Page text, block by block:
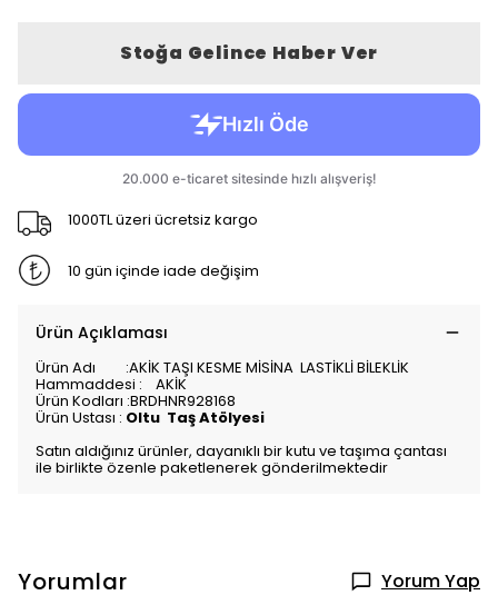
Stoğa Gelince Haber Ver
1000TL üzeri ücretsiz kargo
10 gün içinde iade değişim
Ürün Açıklaması
Ürün Adı :AKİK TAŞI KESME MİSİNA LASTİKLİ BİLEKLİK
Hammaddesi : AKİK
Ürün Kodları :BRDHNR928168
Ürün Ustası : Oltu Taş Atölyesi
Satın aldığınız ürünler, dayanıklı bir kutu ve taşıma çantası
ile birlikte özenle paketlenerek gönderilmektedir
Yorumlar Yorum Yap